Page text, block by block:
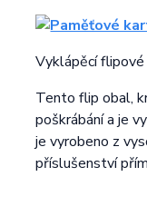
Vyklápěcí
Tento flip obal,
poškrábání a je
je vyrobeno z
příslušenství